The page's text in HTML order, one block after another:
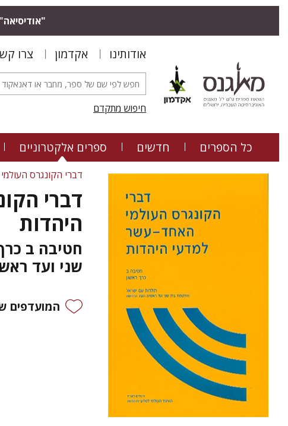
אודותינו אקדמון צרו
חיפוש מתקדם
כל הספרים חדשים ספרים אלקטרוניים
דברי הקונגרס
דברי
היהדות
חטיבה ב
שני ועד
המועדפים